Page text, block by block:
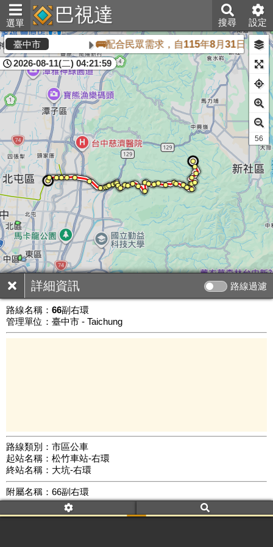
選單 巴視達 搜尋 設定
詳細資訊 路線過濾
路線名稱： 66副右環
管理單位：臺中市 - Taichung
路線類別：市區公車
起站名稱：松竹車站-右環
終站名稱：大坑-右環
附屬名稱：66副右環
車頭描述：松竹車站
大坑 松竹車站
臺中市 🚌配合民眾需求，自115年8月31日起，
2026-08-11(二) 04:21:59
公車數量: 累計588、上線241
54
Leaflet |©Google Map